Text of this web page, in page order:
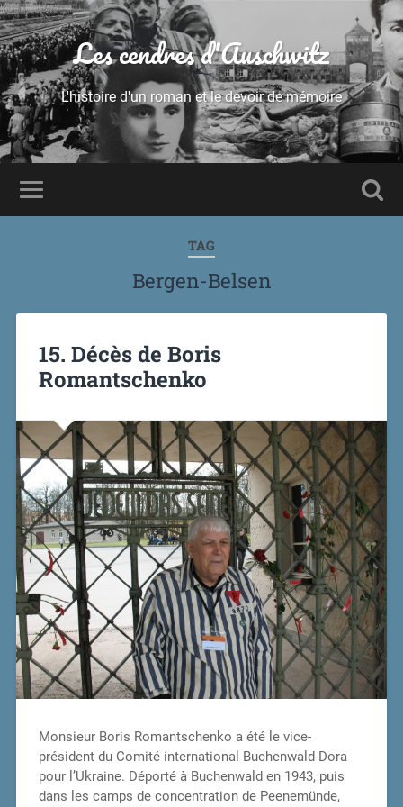
Les cendres d'Auschwitz
L'histoire d'un roman et le devoir de mémoire
TAG
Bergen-Belsen
15. Décès de Boris
Romantschenko
Monsieur Boris Romantschenko a été le vice-
président du Comité international Buchenwald-Dora
pour l’Ukraine. Déporté à Buchenwald en 1943, puis
dans les camps de concentration de Peenemünde,